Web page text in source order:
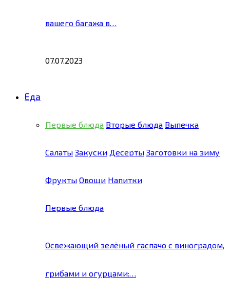
вашего багажа в…
07.07.2023
Еда
Первые блюда Вторые блюда Выпечка
Салаты Закуски Десерты Заготовки на зиму
Фрукты Овощи Напитки
Первые блюда
Освежающий зелёный гаспачо с виноградом,
грибами и огурцами:…